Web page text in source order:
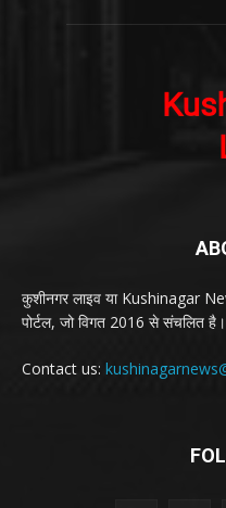
कुशीनगर लाइव या Kushinagar
पोर्टल, जो विगत 2016 से संचलित है।
Contact us: